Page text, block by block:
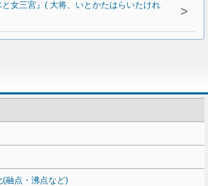
女三宮』( 大将、いとかたはらいたけれ
>
(融点・沸点など)